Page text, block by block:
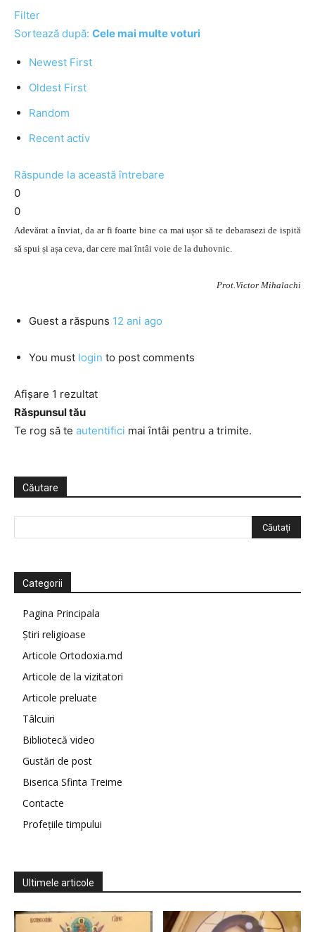
Filter
Sortează după: Cele mai multe voturi
Newest First
Oldest First
Random
Recent activ
Răspunde la această întrebare
0
0
Adevărat a înviat, da ar fi foarte bine ca mai ușor să te debarasezi de ispită
să spui și așa ceva, dar cere mai întâi voie de la duhovnic.
Prot.Victor Mihalachi
Guest a răspuns 12 ani ago
You must login to post comments
Afișare 1 rezultat
Răspunsul tău
Te rog să te autentifici mai întâi pentru a trimite.
Căutare
Categorii
Pagina Principala
Știri religioase
Articole Ortodoxia.md
Articole de la vizitatori
Articole preluate
Tâlcuiri
Bibliotecă video
Gustări de post
Biserica Sfinta Treime
Contacte
Profețiile timpului
Ultimele articole